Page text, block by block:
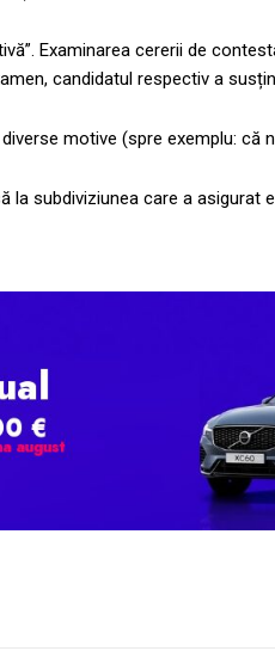
Examinarea cererii de
candidatul respectiv a
motive (spre exemplu:
la subdiviziunea care a